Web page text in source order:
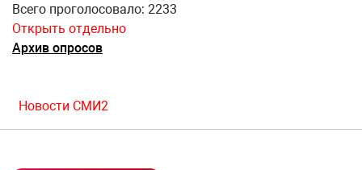
Всего проголосовало: 2233
Открыть отдельно
Архив опросов
Новости СМИ2